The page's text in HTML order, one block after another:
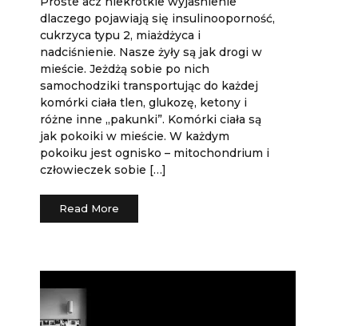
dlaczego pojawiają się insulinooporność,
cukrzyca typu 2, miażdżyca i
nadciśnienie. Nasze żyły są jak drogi w
mieście. Jeżdżą sobie po nich
samochodziki transportując do każdej
komórki ciała tlen, glukozę, ketony i
różne inne „pakunki”. Komórki ciała są
jak pokoiki w mieście. W każdym
pokoiku jest ognisko – mitochondrium i
człowieczek sobie […]
Read More